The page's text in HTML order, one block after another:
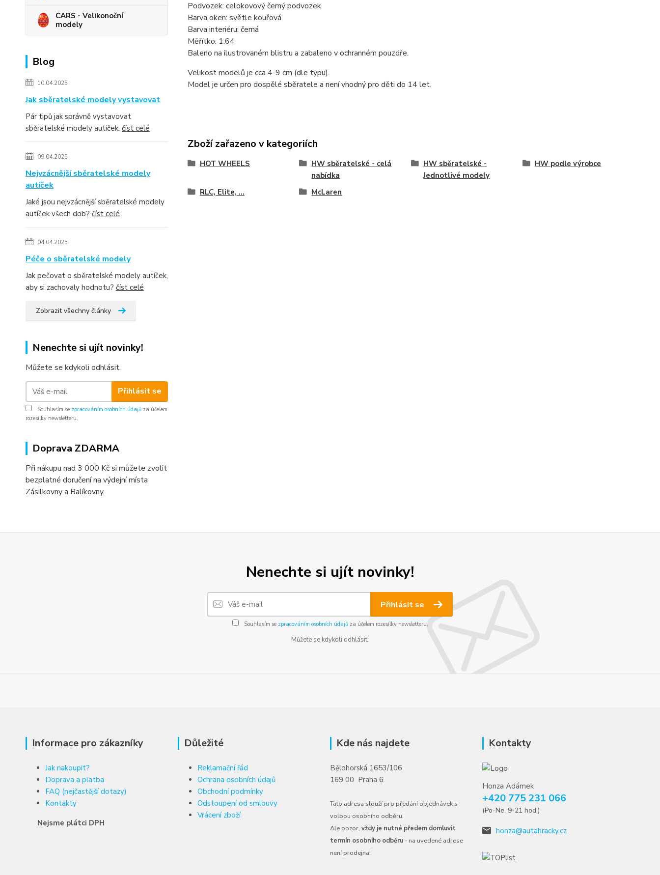
CARS - Velikonoční
modely
Blog
10.04.2025
Jak sběratelské modely vystavovat
Pár tipů jak správně vystavovat
sběratelské modely autíček. číst celé
09.04.2025
Nejvzácnější sběratelské modely
autíček
Jaké jsou nejvzácnější sběratelské modely
autíček všech dob? číst celé
04.04.2025
Péče o sběratelské modely
Jak pečovat o sběratelské modely autíček,
aby si zachovaly hodnotu? číst celé
Zobrazit všechny články
Nenechte si ujít novinky!
Můžete se kdykoli odhlásit.
Přihlásit se
Souhlasím se zpracováním osobních údajů za účelem
rozesílky newsletteru.
Doprava ZDARMA
Při nákupu nad 3 000 Kč si můžete zvolit
bezplatné doručení na výdejní místa
Zásilkovny a Balíkovny.
Podvozek: celokovový černý podvozek
Barva oken: světle kouřová
Barva interiéru: černá
Měřítko: 1:64
Baleno na ilustrovaném blistru a zabaleno v ochranném pouzdře.
Velikost modelů je cca 4-9 cm (dle typu).
Model je určen pro dospělé sběratele a není vhodný pro děti do 14 let.
Zboží zařazeno v kategoriích
HOT WHEELS
HW sběratelské - celá
nabídka
HW sběratelské -
Jednotlivé modely
HW podle výrobce
RLC, Elite, ... McLaren
Nenechte si ujít novinky!
Přihlásit se
Souhlasím se zpracováním osobních údajůza účelem rozesílky newsletteru.
Můžete se kdykoli odhlásit.
Informace pro zákazníky
Jak nakoupit?
Doprava a platba
FAQ (nejčastější dotazy)
Kontakty
Nejsme plátci DPH
Důležité
Reklamační řád
Ochrana osobních údajů
Obchodní podmínky
Odstoupení od smlouvy
Vrácení zboží
Kde nás najdete
Bělohorská 1653/106
169 00 Praha 6
Tato adresa slouží pro předání objednávek s
volbou osobního odběru.
Ale pozor, vždy je nutné předem domluvit
termín osobního odběru - na uvedené adrese
není prodejna!
Kontakty
Honza Adámek
+420 775 231 066
(Po-Ne, 9-21 hod.)
honza@autahracky.cz